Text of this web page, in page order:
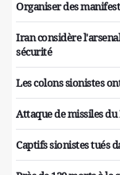
Organiser des
Iran considère
sécurité
Les colons sionistes
Attaque de missiles
Captifs sionistes tués